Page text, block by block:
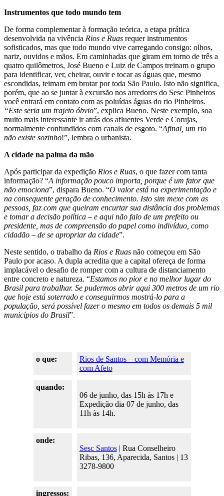
Instrumentos que todo mundo tem
De forma complementar à formação teórica, a etapa prática
desenvolvida na vivência Rios e Ruas requer instrumentos
sofisticados, mas que todo mundo vive carregando consigo: olhos,
nariz, ouvidos e mãos. Em caminhadas que giram em torno de três a
quatro quilômetros, José Bueno e Luiz de Campos treinam o grupo
para identificar, ver, cheirar, ouvir e tocar as águas que, mesmo
escondidas, teimam em brotar por toda São Paulo. Isto não significa,
porém, que ao se juntar à excursão nos arredores do Sesc Pinheiros
você entrará em contato com as poluídas águas do rio Pinheiros.
“Este seria um trajeto óbvio”, explica Bueno. Neste exemplo, soa
muito mais interessante ir atrás dos afluentes Verde e Corujas,
normalmente confundidos com canais de esgoto. “Afinal, um rio
não existe sozinho!”, lembra o urbanista.
A cidade na palma da mão
Após participar da expedição Rios e Ruas, o que fazer com tanta
informação? “A informação pouco importa, porque é um fator que
não emociona”, dispara Bueno. “O valor está na experimentação e
na consequente geração de conhecimento. Isto sim mexe com as
pessoas, faz com que queiram encurtar sua distância dos problemas
e tomar a decisão política – e aqui não falo de um prefeito ou
presidente, mas de compreensão do papel como indivíduo, como
cidadão – de se apropriar da cidade”.
Neste sentido, o trabalho da Rios e Ruas não começou em São
Paulo por acaso. A dupla acredita que a capital ofereça de forma
implacável o desafio de romper com a cultura de distanciamento
entre concreto e natureza. “Estamos no pior e no melhor lugar do
Brasil para trabalhar. Se pudermos abrir aqui 300 metros de um rio
que hoje está soterrado e conseguirmos mostrá-lo para a
população, será possível fazer o mesmo em todos os demais 5 mil
municípios do Brasil”.
o que:
Rios de Santos – com Memória e
com Afeto
quando:
06 de junho, das 15h às 17h e
Expedição dia 07 de junho, das
11h às 14h.
onde:
Sesc Santos| Rua Conselheiro
Ribas, 136, Aparecida, Santos | 13
3278-9800
ingressos: